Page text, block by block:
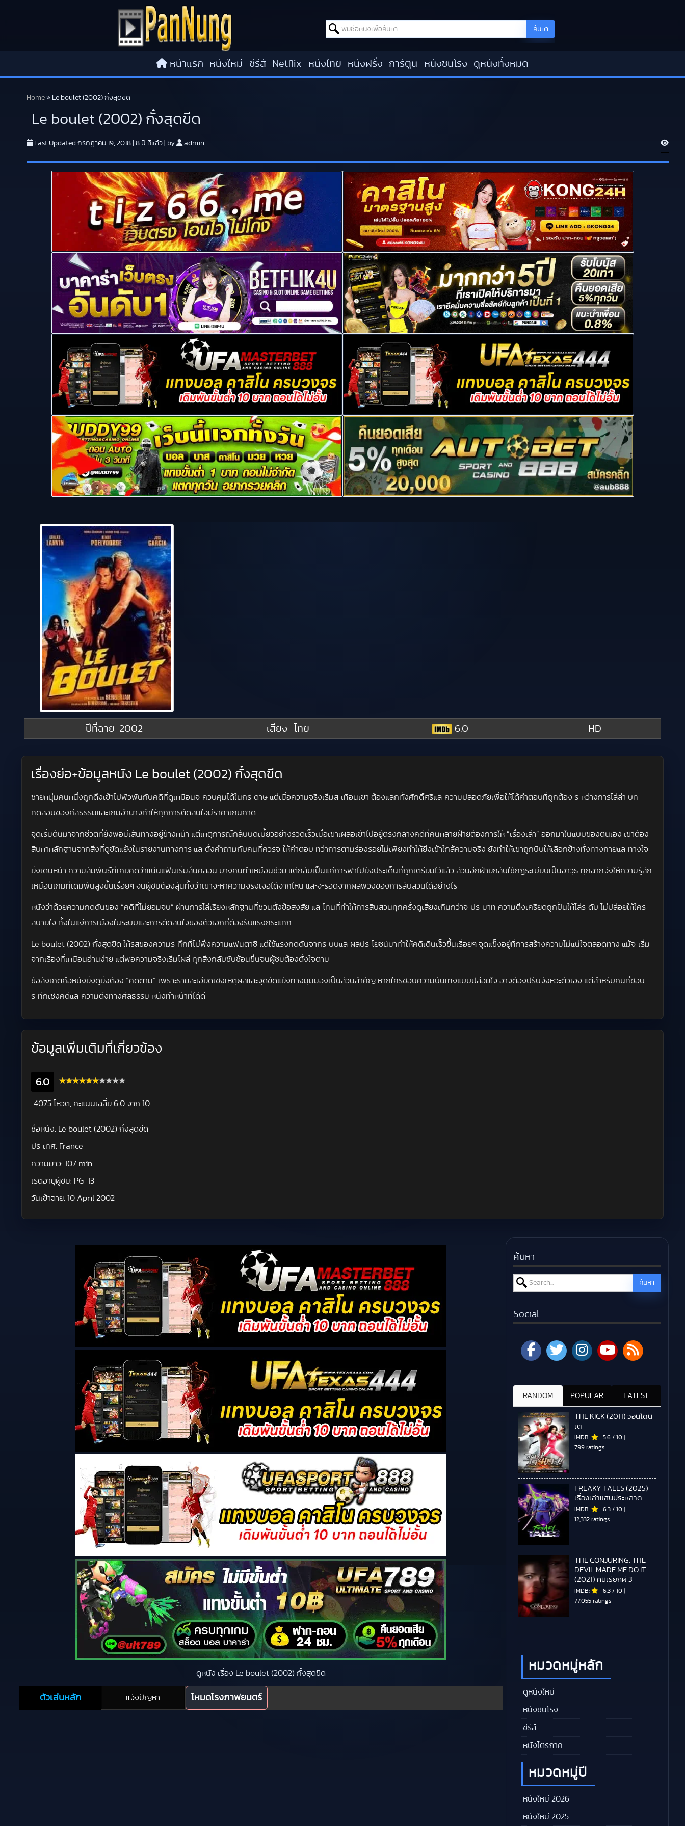
Search for: ค้นหา
หน้าแรก หนังใหม่ ซีรีส์ Netflix หนังไทย หนังฝรั่ง การ์ตูน หนังชนโรง ดูหนังทั้งหมด
Home » Le boulet (2002) กั๋งสุดขีด
Le boulet (2002) กั๋งสุดขีด
Last Updated กรกฎาคม 19, 2018 8 ปี ที่แล้ว by admin V
i
ปีที่ฉาย 2002 เสียง : ไทย 6.0 HD
เรื่องย่อ+ข้อมูลหนัง Le boulet (2002) กั๋งสุดขีด
ชายหนุ่มคนหนึ่งถูกดึงเข้าไปพัวพันกับคดีที่ดูเหมือนจะควบคุมได้ในกระดาษ แต่เมื่อความจริงเริ่มสะเทือนเขา ต้องแลกทั้งศักดิ์ศรีและความปลอดภัยเพื่อให้ได้คำตอบที่ถูกต้อง ระหว่างการไล่ล่า บท
ทดสอบของศีลธรรมและเกมอำนาจทำให้ทุกการตัดสินใจมีราคาเกินคาด
จุดเริ่มต้นมาจากชีวิตที่ยังพอมีเส้นทางอยู่ข้างหน้า แต่เหตุการณ์กลับบิดเบี้ยวอย่างรวดเร็วเมื่อเขาเผลอเข้าไปอยู่ตรงกลางคดีที่คนหลายฝ่ายต้องการให้ “เรื่องเล่า” ออกมาในแบบของตนเอง เขาต้อง
สืบหาหลักฐานจากสิ่งที่ดูขัดแย้งในรายงานทางการ และตั้งคำถามกับคนที่ควรจะให้คำตอบ ทว่าการตามร่องรอยไม่เพียงทำให้ยิ่งเข้าใกล้ความจริง ยังทำให้เขาถูกบีบให้เลือกข้างทั้งทางกายและทางใจ
ยิ่งเดินหน้า ความสัมพันธ์ที่เคยคิดว่าแน่นแฟ้นเริ่มสั่นคลอน บางคนทำเหมือนช่วย แต่กลับเป็นแค่การพาไปยังประเด็นที่ถูกเตรียมไว้แล้ว ส่วนอีกฝ่ายกลับใช้กฎระเบียบเป็นอาวุธ ทุกฉากจึงให้ความรู้สึก
เหมือนเกมที่เดิมพันสูงขึ้นเรื่อยๆ จนผู้ชมต้องลุ้นทั้งว่าเขาจะหาความจริงเจอได้จากไหน และจะรอดจากผลพวงของการสืบสวนได้อย่างไร
หนังว่าด้วยความกดดันของ “คดีที่ไม่ยอมจบ” ผ่านการไล่เรียงหลักฐานที่ชวนตั้งข้อสงสัย และโทนที่ทำให้การสืบสวนทุกครั้งดูเสี่ยงเกินกว่าจะประมาท ความตึงเครียดถูกปั้นให้ไล่ระดับ ไม่ปล่อยให้ใคร
สบายใจ ทั้งในแง่การเมืองในระบบและการตัดสินใจของตัวเอกที่ต้องรับแรงกระแทก
Le boulet (2002) กั๋งสุดขีด ให้รสของความระทึกที่ไม่พึ่งความแฟนตาซี แต่ใช้แรงกดดันจากระบบและผลประโยชน์มาทำให้คดีเดินเร็วขึ้นเรื่อยๆ จุดแข็งอยู่ที่การสร้างความไม่แน่ใจตลอดทาง แม้จะเริ่ม
จากเรื่องที่เหมือนอ่านง่าย แต่พอความจริงเริ่มโผล่ ทุกสิ่งกลับซับซ้อนขึ้นจนผู้ชมต้องตั้งใจตาม
ข้อสังเกตคือหนังยิ่งดูยิ่งต้อง “คิดตาม” เพราะรายละเอียดเชิงเหตุผลและจุดขัดแย้งทางมุมมองเป็นส่วนสำคัญ หากใครชอบความบันเทิงแบบปล่อยใจ อาจต้องปรับจังหวะตัวเอง แต่สำหรับคนที่ชอบ
ระทึกเชิงคดีและความตึงทางศีลธรรม หนังทำหน้าที่ได้ดี
ข้อมูลเพิ่มเติมที่เกี่ยวข้อง
6.0
4075 โหวต, คะแนนเฉลี่ย 6.0 จาก 10
ชื่อหนัง: Le boulet (2002) กั๋งสุดขีด
ประเทศ: France
ความยาว: 107 min
เรตอายุผู้ชม: PG-13
วันเข้าฉาย: 10 April 2002
ดูหนัง เรื่อง Le boulet (2002) กั๋งสุดขีด
ตัวเล่นหลัก แจ้งปัญหา โหมดโรงภาพยนตร์
ค้นหา
Search for: ค้นหา
Social
RANDOM POPULAR LATEST
THE KICK (2011) วอนโดน
เตะ
IMDB: 5.6 / 10 |
799 ratings
FREAKY TALES (2025)
เรื่องเล่าแสนประหลาด
IMDB: 6.3 / 10 |
12,332 ratings
THE CONJURING: THE
DEVIL MADE ME DO IT
(2021) คนเรียกผี 3
IMDB: 6.3 / 10 |
77,055 ratings
หมวดหมู่หลัก
ดูหนังใหม่
หนังชนโรง
ซีรีส์
หนังไตรภาค
หมวดหมู่ปี
หนังใหม่ 2026
หนังใหม่ 2025